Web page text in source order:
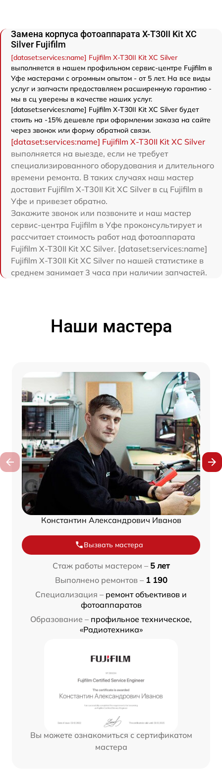
Замена корпуса фотоаппарата X-T30II Kit XC
Silver Fujifilm
[dataset:services:name] Fujifilm X-T30II Kit XC Silver
выполняется в нашем профильном сервис-центре Fujifilm в
Уфе мастерами с огромным опытом - от 5 лет. На все виды
услуг и запчасти предоставляем расширенную гарантию -
мы в сц уверены в качестве наших услуг.
[dataset:services:name] Fujifilm X-T30II Kit XC Silver будет
стоить на -15% дешевле при оформлении заказа на сайте
через звонок или форму обратной связи.
[dataset:services:name] Fujifilm X-T30II Kit XC Silver
выполняется на выезде, если не требует
специализированного оборудования и длительного
времени ремонта. В таких случаях наш мастер
доставит Fujifilm X-T30II Kit XC Silver в сц Fujifilm в
Уфе и привезет обратно.
Закажите звонок или позвоните и наш мастер
сервис-центра Fujifilm в Уфе проконсультирует и
рассчитает стоимость работ над фотоаппарата
Fujifilm X-T30II Kit XC Silver. [dataset:services:name]
Fujifilm X-T30II Kit XC Silver по нашей статистике в
среднем занимает 3 часа при наличии запчастей.
Наши мастера
Константин Александрович Иванов
Вызвать мастера
Стаж работы мастером – 5 лет
Выполнено ремонтов – 1 190
Специализация – ремонт объективов и
фотоаппаратов
Образование – профильное техническое,
«Радиотехника»
Вы можете ознакомиться с сертификатом
мастера